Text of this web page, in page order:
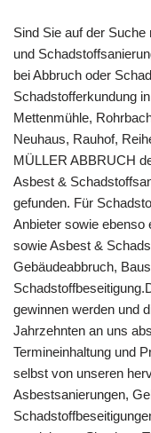
Sind Sie auf der
und
bei Abbruch oder
Schadstofferkundung
Mettenmühle,
Neuhaus, Rauhof,
MÜLLER ABBRUCH
Asbest &
gefunden. Für
Anbieter sowie ebenso
sowie Asbest &
Gebäudeabbruch,
gewinnen werden und
Jahrzehnten an uns
Termineinhaltung und
selbst von unseren
Asbestsanierungen,